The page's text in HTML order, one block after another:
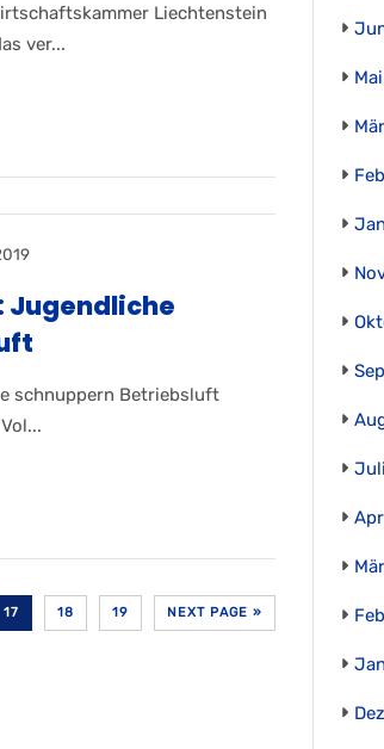
Liechtenstein
ver...
Jugend­liche
schnuppern Betriebsluft
17 18 19 NEXT PAGE »